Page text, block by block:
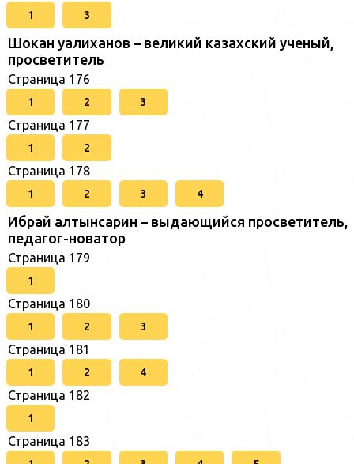
1 3
Шокан уалиханов – великий казахский ученый,
просветитель
Страница 176
1 2 3
Страница 177
1 2
Страница 178
1 2 3 4
Ибрай алтынсарин – выдающийся просветитель,
педагог-новатор
Страница 179
1
Страница 180
1 2 3
Страница 181
1 2 4
Страница 182
1
Страница 183